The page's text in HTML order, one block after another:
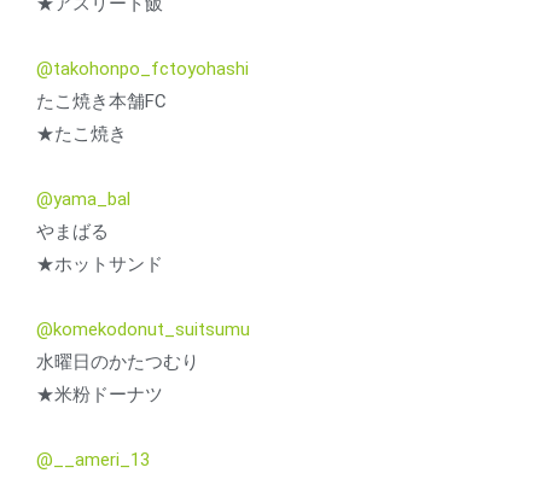
@takohonpo_fctoyohashi
たこ焼き本舗FC
★たこ焼き
@yama_bal
やまばる
★ホットサンド
@komekodonut_suitsumu
水曜日のかたつむり
★米粉ドーナツ
@__ameri_13